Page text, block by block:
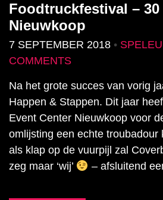
Foodtruckfestival – 30
Nieuwkoop
7 SEPTEMBER 2018 •
COMMENTS
Na het grote succes van vorig
Happen & Stappen. Dit jaar
Event Center Nieuwkoop voor
omlijsting een echte troubadour
als klap op de vuurpijl zal
zeg maar ‘wij’
– afsluitend